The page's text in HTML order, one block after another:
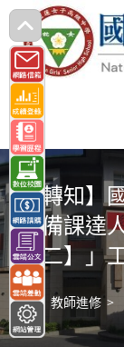
跳
轉
至
主
要
內
容 【轉知】
英備課達
次二】」
> 教師進修 >